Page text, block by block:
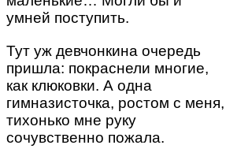
умней поступить.
Тут уж девчонкина очередь
пришла: покраснели многие,
как клюковки. А одна
гимназисточка, ростом с меня,
тихонько мне руку
сочувственно пожала.